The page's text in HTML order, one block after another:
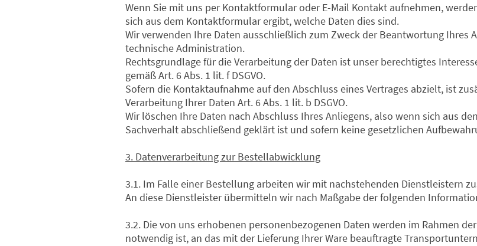
Wenn Sie mit uns per Kontaktformular oder E-Mail Kontakt aufnehmen,
sich aus dem Kontaktformular ergibt, welche Daten dies sind.
Wir verwenden Ihre Daten ausschließlich zum Zweck der Beantwortung Ihres
technische Administration.
Rechtsgrundlage für die Verarbeitung der Daten ist unser berechtigtes
gemäß Art. 6 Abs. 1 lit. f DSGVO.
Sofern die Kontaktaufnahme auf den Abschluss eines Vertrages abzielt, ist
Verarbeitung Ihrer Daten Art. 6 Abs. 1 lit. b DSGVO.
Wir löschen Ihre Daten nach Abschluss Ihres Anliegens, also wenn sich aus
Sachverhalt abschließend geklärt ist und sofern keine gesetzlichen
3. Datenverarbeitung zur Bestellabwicklung
3.1. Im Falle einer Bestellung arbeiten wir mit nachstehenden Dienstleistern
An diese Dienstleister übermitteln wir nach Maßgabe der folgenden
3.2. Die von uns erhobenen personenbezogenen Daten werden im Rahmen
notwendig ist, an das mit der Lieferung Ihrer Ware beauftragte